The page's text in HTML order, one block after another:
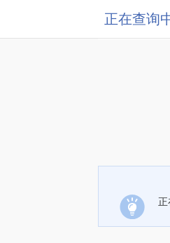
正在查询
正